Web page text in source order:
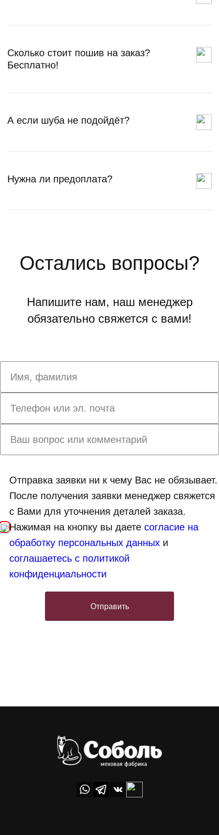
Сколько стоит пошив на заказ?
Бесплатно!
А если шуба не подойдёт?
Нужна ли предоплата?
Остались вопросы?
Напишите нам, наш менеджер
обязательно свяжется с вами!
Отправка заявки ни к чему Вас не обязывает.
После получения заявки менеджер свяжется
с Вами для уточнения деталей заказа.
Нажимая на кнопку вы даетесогласие на
обработку персональных данных и
соглашаетесь с политикой
конфиденциальности
Отправить